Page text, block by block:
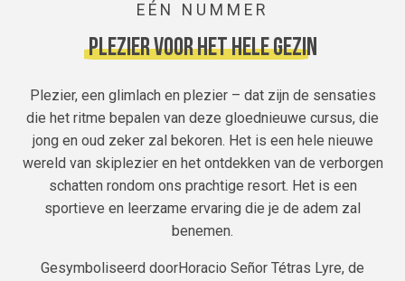
EÉN NUMMER
Plezier voor het hele gezin
Plezier, een glimlach en plezier – dat zijn de sensaties
die het ritme bepalen van deze gloednieuwe cursus, die
jong en oud zeker zal bekoren. Het is een hele nieuwe
wereld van skiplezier en het ontdekken van de verborgen
schatten rondom ons prachtige resort. Het is een
sportieve en leerzame ervaring die je de adem zal
benemen.
Gesymboliseerd doorHoracio Señor Tétras Lyre, de